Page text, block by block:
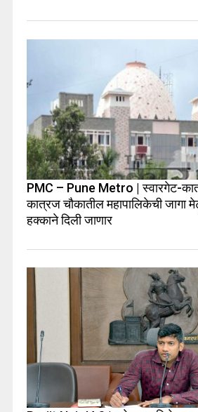
PMC – Pune Metro | स्वारगेट-
कात्रज चौकातील महापालिकेची जागा
हक्काने दिली जाणार